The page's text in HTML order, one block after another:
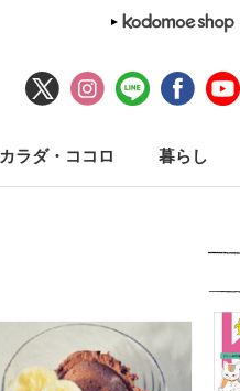
カラダ・ココロ 暮らし